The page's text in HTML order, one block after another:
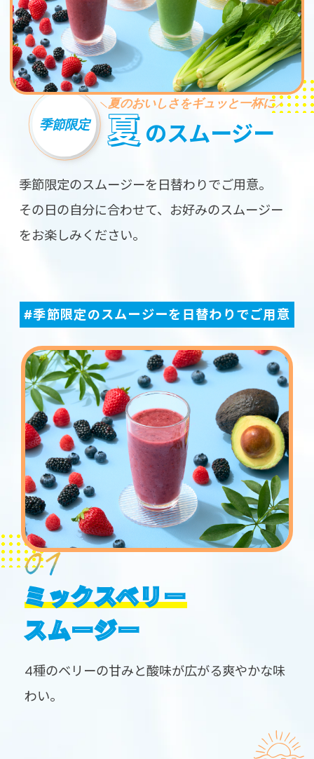
季節限定
夏のおいしさをギュッと一杯に
夏 のスムージー
季節限定のスムージーを日替わりでご用意。
その日の自分に合わせて、お好みのスムージー
をお楽しみください。
#季節限定のスムージーを日替わりでご用意
ミックスベリー
スムージー
4種のベリーの甘みと酸味が広がる爽やかな味
わい。